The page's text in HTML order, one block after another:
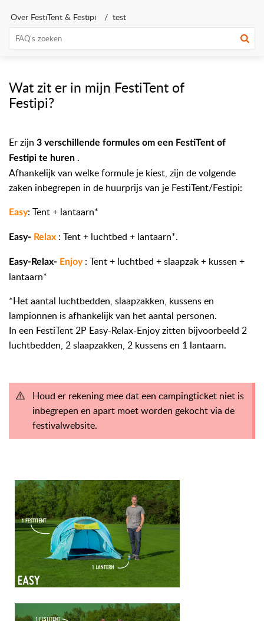
Over FestiTent & Festipi test
Wat zit er in mijn FestiTent of
Festipi?
Er zijn 3 verschillende formules om een FestiTent of
Festipi te huren .
Afhankelijk van welke formule je kiest, zijn de volgende
zaken inbegrepen in de huurprijs van je FestiTent/Festipi:
Easy: Tent + lantaarn*
Easy- Relax : Tent + luchtbed + lantaarn*.
Easy-Relax- Enjoy: Tent + luchtbed + slaapzak + kussen +
lantaarn*
*Het aantal luchtbedden, slaapzakken, kussens en
lampionnen is afhankelijk van het aantal personen.
In een FestiTent 2P Easy-Relax-Enjoy zitten bijvoorbeeld 2
luchtbedden, 2 slaapzakken, 2 kussens en 1 lantaarn.
Houd er rekening mee dat een campingticket niet is
inbegrepen en apart moet worden gekocht via de
festivalwebsite.